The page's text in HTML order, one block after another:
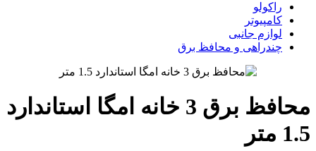
راکولو
کامپیوتر
لوازم جانبی
چندراهی و محافظ برق
محافظ برق 3 خانه امگا استاندارد
1.5 متر